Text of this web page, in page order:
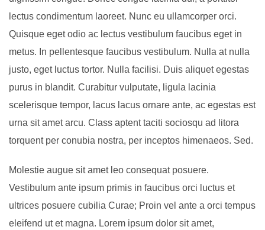
lectus condimentum laoreet. Nunc eu ullamcorper orci.
Quisque eget odio ac lectus vestibulum faucibus eget in
metus. In pellentesque faucibus vestibulum. Nulla at nulla
justo, eget luctus tortor. Nulla facilisi. Duis aliquet egestas
purus in blandit. Curabitur vulputate, ligula lacinia
scelerisque tempor, lacus lacus ornare ante, ac egestas est
urna sit amet arcu. Class aptent taciti sociosqu ad litora
torquent per conubia nostra, per inceptos himenaeos. Sed.
Molestie augue sit amet leo consequat posuere.
Vestibulum ante ipsum primis in faucibus orci luctus et
ultrices posuere cubilia Curae; Proin vel ante a orci tempus
eleifend ut et magna. Lorem ipsum dolor sit amet,